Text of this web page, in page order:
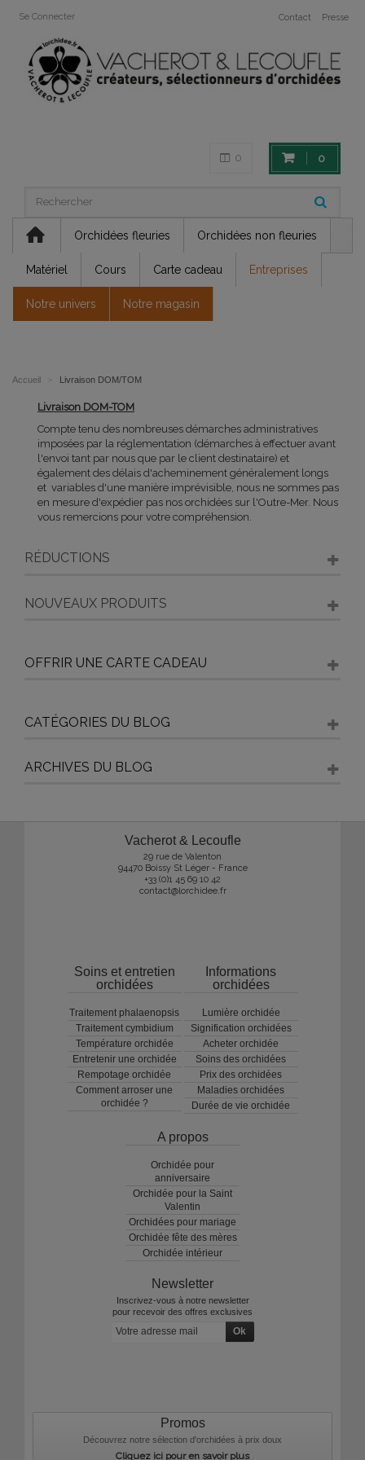
Contact Presse
Se Connecter
0
0
Orchidées fleuries Orchidées non fleuries
Matériel Cours Carte cadeau Entreprises
Notre univers Notre magasin
Accueil Livraison DOM/TOM
Livraison DOM-TOM
Compte tenu des nombreuses démarches administratives
imposées par la réglementation (démarches à effectuer avant
l'envoi tant par nous que par le client destinataire) et
également des délais d'acheminement généralement longs
et variables d'une manière imprévisible, nous ne sommes pas
en mesure d'expédier pas nos orchidées sur l'Outre-Mer. Nous
vous remercions pour votre compréhension.
RÉDUCTIONS
NOUVEAUX PRODUITS
OFFRIR UNE CARTE CADEAU
CATÉGORIES DU BLOG
ARCHIVES DU BLOG
Vacherot & Lecoufle
29 rue de Valenton
94470 Boissy St Léger - France
+33 (0)1 45 69 10 42
contact@lorchidee.fr
Soins et entretien
orchidées
Traitement phalaenopsis
Traitement cymbidium
Température orchidée
Entretenir une orchidée
Rempotage orchidée
Comment arroser une
orchidée ?
Informations
orchidées
Lumière orchidée
Signification orchidées
Acheter orchidée
Soins des orchidées
Prix des orchidées
Maladies orchidées
Durée de vie orchidée
A propos
Orchidée pour
anniversaire
Orchidée pour la Saint
Valentin
Orchidées pour mariage
Orchidée fête des mères
Orchidée intérieur
Newsletter
Inscrivez-vous à notre newsletter
pour recevoir des offres exclusives
Promos
Découvrez notre sélection d'orchidées à prix doux
Cliquez ici pour en savoir plus